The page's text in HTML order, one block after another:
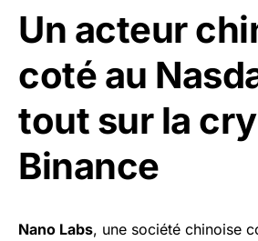
Un acteur
coté au
tout sur la
Binance
Nano Labs, une société chinoise